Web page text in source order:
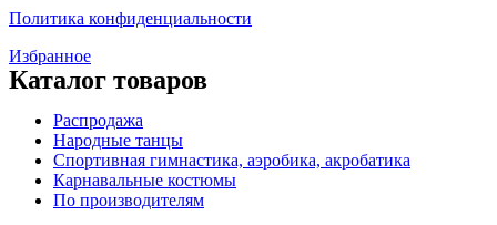
Политика конфиденциальности
Избранное
Каталог товаров
МенюРаспродажа
Народные танцы
Спортивная гимнастика, аэробика, акробатика
Карнавальные костюмы
По производителям